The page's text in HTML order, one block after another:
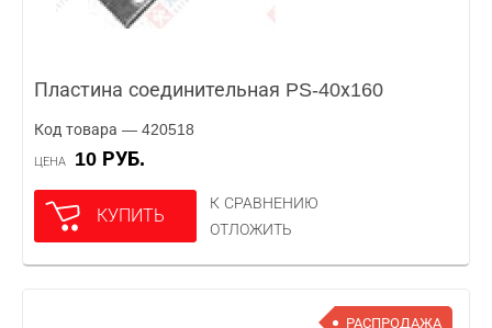
Пластина соединительная PS-40х160
Код товара — 420518
ЦЕНА 10 РУБ.
КУПИТЬ
К СРАВНЕНИЮ
ОТЛОЖИТЬ
РАСПРОДАЖА